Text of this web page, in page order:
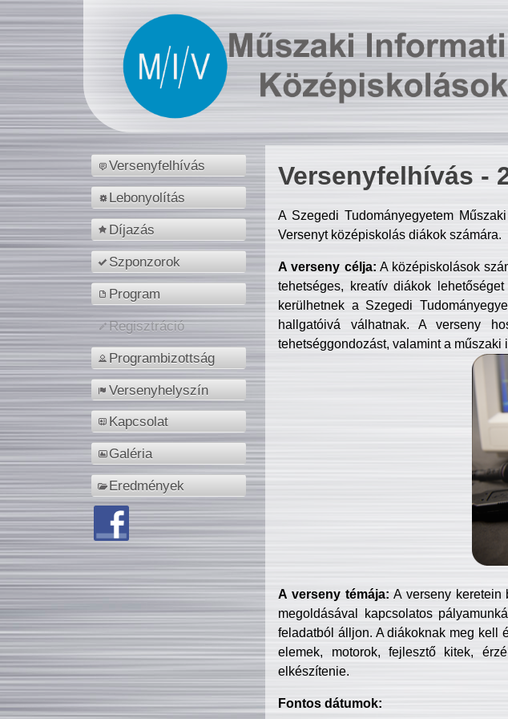
Versenyfelhívás
Lebonyolítás
Díjazás
Szponzorok
Program
Regisztráció
Programbizottság
Versenyhelyszín
Kapcsolat
Galéria
Eredmények
Versenyfelhívás -
A Szegedi Tudományegyetem
Versenyt középiskolás diákok számára.
A verseny célja: A középiskolások
tehetséges, kreatív diákok
kerülhetnek a Szegedi
hallgatóivá válhatnak. A verseny
tehetséggondozást, valamint a
A verseny témája: A verseny keretein
megoldásával kapcsolatos
feladatból álljon. A diákoknak meg kell
elemek, motorok, fejlesztő kitek,
elkészítenie.
Fontos dátumok: